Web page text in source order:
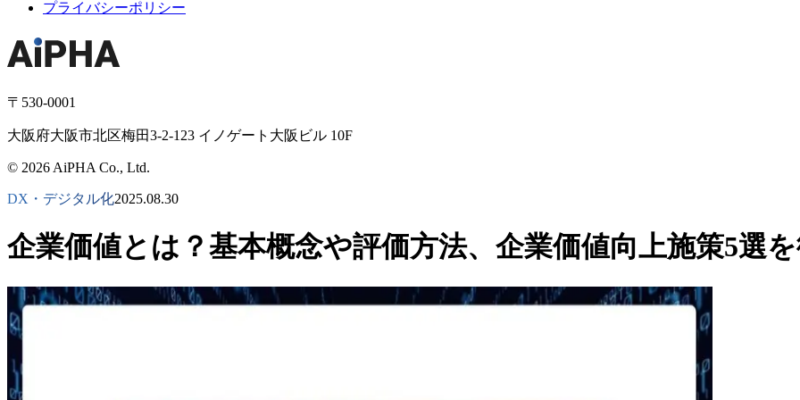
プライバシーポリシー
〒530-0001
大阪府大阪市北区梅田3-2-123 イノゲート大阪ビル 10F
© 2026 AiPHA Co., Ltd.
DX・デジタル化2025.08.30
企業価値とは？基本概念や評価方法、企業価値向上施策5選